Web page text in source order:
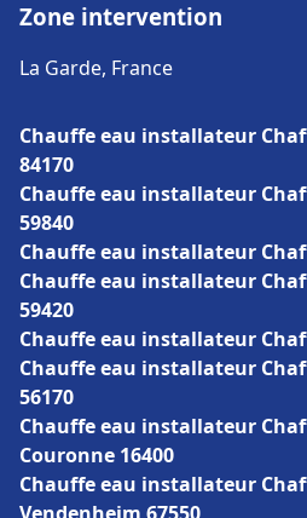
Zone intervention
La Garde, France
Chauffe eau installateur
84170
Chauffe eau installateur
59840
Chauffe eau installateur
Chauffe eau installateur
59420
Chauffe eau installateur
Chauffe eau installateur
56170
Chauffe eau installateur
Couronne 16400
Chauffe eau installateur